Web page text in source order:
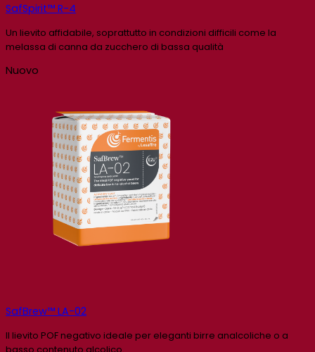
SafSpirit™ R-4
Un lievito affidabile, soprattutto in condizioni difficili come la
melassa di canna da zucchero di bassa qualità
Nuovo
SafBrew™ LA-02
Il lievito POF negativo ideale per eleganti birre analcoliche o a